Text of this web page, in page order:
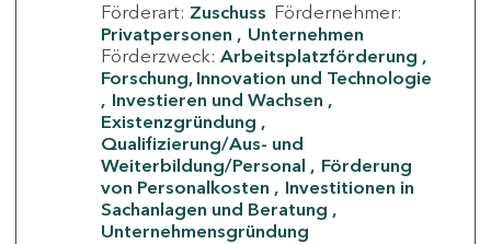
Förderart: Zuschuss Fördernehmer:
Privatpersonen
Unternehmen
Förderzweck: Arbeitsplatzförderung
Forschung, Innovation und Technologie
Investieren und Wachsen
Existenzgründung
Qualifizierung/Aus- und
Weiterbildung/Personal
Förderung
von Personalkosten
Investitionen in
Sachanlagen und Beratung
Unternehmensgründung